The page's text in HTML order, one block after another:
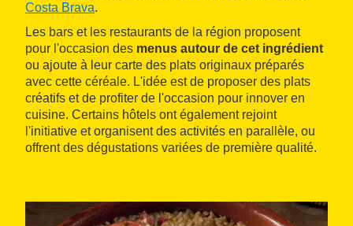
Costa Brava.
Les bars et les restaurants de la région proposent
pour l'occasion des menus autour de cet ingrédient
ou ajoute à leur carte des plats originaux préparés
avec cette céréale. L'idée est de proposer des plats
créatifs et de profiter de l'occasion pour innover en
cuisine. Certains hôtels ont également rejoint
l'initiative et organisent des activités en parallèle, ou
offrent des dégustations variées de première qualité.